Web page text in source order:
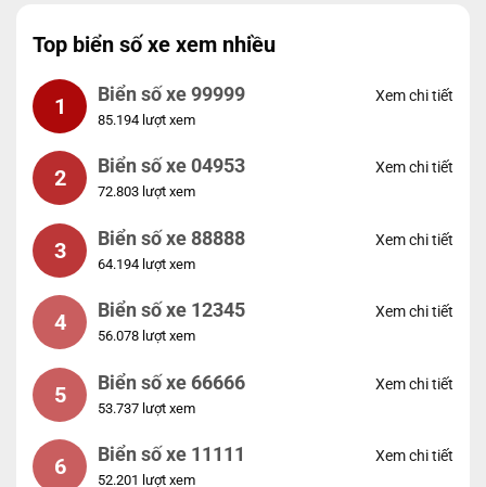
Top biển số xe xem nhiều
1 Biển số xe 99999
85.194 lượt xem
Xem chi tiết
2 Biển số xe 04953
72.803 lượt xem
Xem chi tiết
3 Biển số xe 88888
64.194 lượt xem
Xem chi tiết
4 Biển số xe 12345
56.078 lượt xem
Xem chi tiết
5 Biển số xe 66666
53.737 lượt xem
Xem chi tiết
6 Biển số xe 11111
52.201 lượt xem
Xem chi tiết